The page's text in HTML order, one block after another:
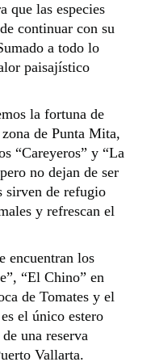
que las especies
continuar con su
a todo lo
paisajístico
la fortuna de
de Punta Mita,
“Careyeros” y “La
no dejan de ser
sirven de refugio
y refrescan el
encuentran los
“El Chino” en
de Tomates y el
el único estero
una reserva
Vallarta.